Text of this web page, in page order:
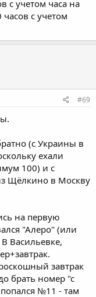
с учетом часа на
с учетом
#69
(с Украины в
ехали
100) и с
Щёлкино в Москву
на первую
"Алеро" (или
Васильевке,
завтрак
брать номер "с
№11 - там